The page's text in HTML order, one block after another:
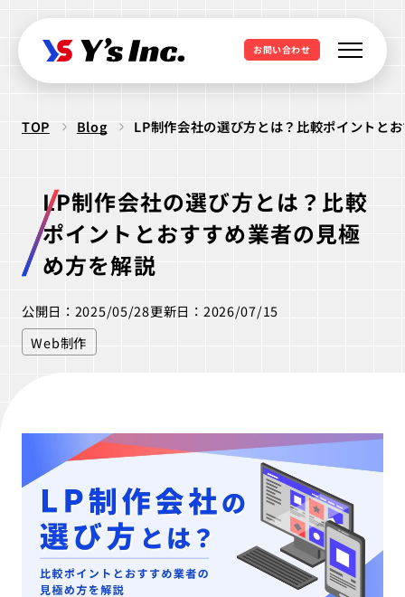
お問い合わせ
Web制作
コーポレートサイト制作
採用サイト制作
WordPressカスタム
セキュリティ診断
Webデザイン
UI/UX設計
ブランディング設計
Webマーケティング支援
SEO支援
データ基盤構築
BIツール導入
データ分析&UI改善
Webサイト活用支援
Web開発・アプリ開発
・ラボ型開発
Webシステム開発
クリエイティブ制作
ロゴ制作
アニメ公式サイト制作
IT派遣サービス
デザイナー
WEBMASTERS
EdtechTraining
Works
About
Company
Blog
TOP Blog LP制作会社の選び方とは？比較ポイントと
LP制作会社の選び方とは？比較
ポイントとおすすめ業者の見極
め方を解説
公開日：2025/05/28更新日：2026/07/15
Web制作